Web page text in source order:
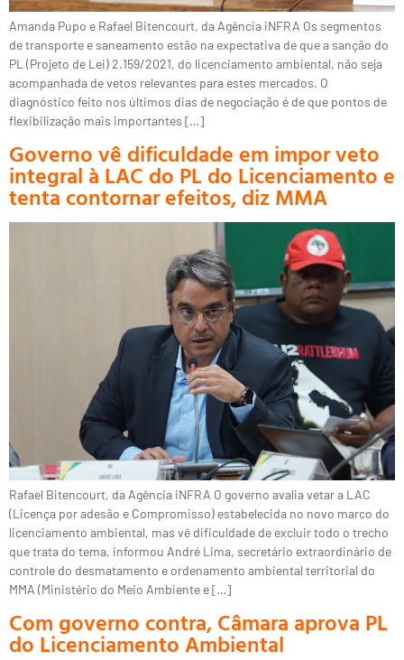
Amanda Pupo e Rafael Bitencourt, da Agência iNFRA Os segmentos
de transporte e saneamento estão na expectativa de que a sanção do
PL (Projeto de Lei) 2.159/2021, do licenciamento ambiental, não seja
acompanhada de vetos relevantes para estes mercados. O
diagnóstico feito nos últimos dias de negociação é de que pontos de
flexibilização mais importantes […]
Governo vê dificuldade em impor veto
integral à LAC do PL do Licenciamento e
tenta contornar efeitos, diz MMA
Rafael Bitencourt, da Agência iNFRA O governo avalia vetar a LAC
(Licença por adesão e Compromisso) estabelecida no novo marco do
licenciamento ambiental, mas vê dificuldade de excluir todo o trecho
que trata do tema, informou André Lima, secretário extraordinário de
controle do desmatamento e ordenamento ambiental territorial do
MMA (Ministério do Meio Ambiente e […]
Com governo contra, Câmara aprova PL
do Licenciamento Ambiental